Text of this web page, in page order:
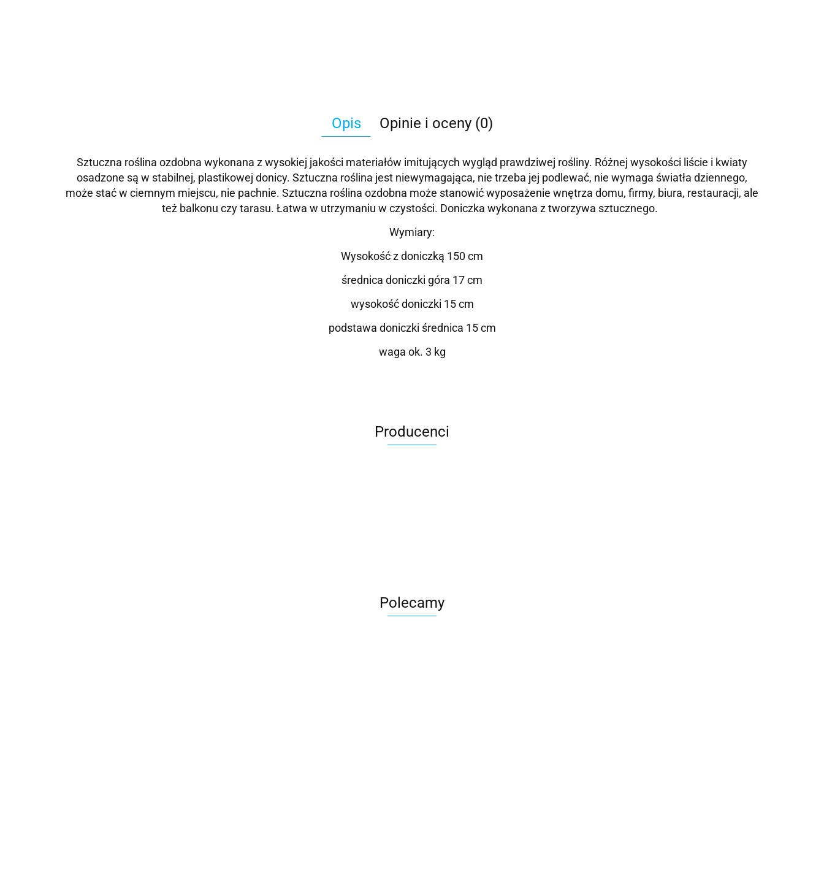
Opis Opinie i oceny (0)
Sztuczna roślina ozdobna wykonana z wysokiej jakości materiałów imitujących wygląd prawdziwej rośliny. Różnej wysokości liście i kwiaty
osadzone są w stabilnej, plastikowej donicy. Sztuczna roślina jest niewymagająca, nie trzeba jej podlewać, nie wymaga światła dziennego,
może stać w ciemnym miejscu, nie pachnie. Sztuczna roślina ozdobna może stanowić wyposażenie wnętrza domu, firmy, biura, restauracji, ale
też balkonu czy tarasu. Łatwa w utrzymaniu w czystości. Doniczka wykonana z tworzywa sztucznego.
Wymiary:
Wysokość z doniczką 150 cm
średnica doniczki góra 17 cm
wysokość doniczki 15 cm
podstawa doniczki średnica 15 cm
waga ok. 3 kg
Producenci
Polecamy